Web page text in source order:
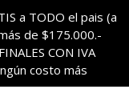
a TODO el pais (a
de $175.000.-
CON IVA
costo más